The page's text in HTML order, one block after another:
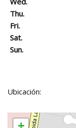
Thu.
Fri.
Sat.
Sun.
Ubicación: